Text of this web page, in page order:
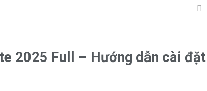
2025 Full – Hướng dẫn cài đặt